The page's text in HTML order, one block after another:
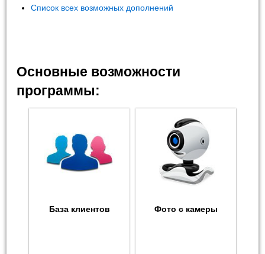
Список всех возможных дополнений
Основные возможности
программы:
База клиентов Фото с камеры